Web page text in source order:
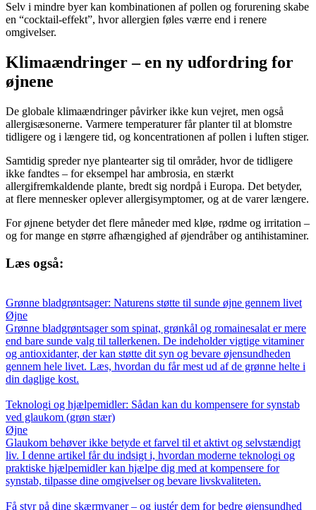
Selv i mindre byer kan kombinationen af pollen og forurening skabe
en “cocktail-effekt”, hvor allergien føles værre end i renere
omgivelser.
Klimaændringer – en ny udfordring for
øjnene
De globale klimaændringer påvirker ikke kun vejret, men også
allergisæsonerne. Varmere temperaturer får planter til at blomstre
tidligere og i længere tid, og koncentrationen af pollen i luften stiger.
Samtidig spreder nye plantearter sig til områder, hvor de tidligere
ikke fandtes – for eksempel har ambrosia, en stærkt
allergifremkaldende plante, bredt sig nordpå i Europa. Det betyder,
at flere mennesker oplever allergisymptomer, og at de varer længere.
For øjnene betyder det flere måneder med kløe, rødme og irritation –
og for mange en større afhængighed af øjendråber og antihistaminer.
Læs også:
Grønne bladgrøntsager: Naturens støtte til sunde øjne gennem livet
Øjne
Grønne bladgrøntsager som spinat, grønkål og romainesalat er mere
end bare sunde valg til tallerkenen. De indeholder vigtige vitaminer
og antioxidanter, der kan støtte dit syn og bevare øjensundheden
gennem hele livet. Læs, hvordan du får mest ud af de grønne helte i
din daglige kost.
Teknologi og hjælpemidler: Sådan kan du kompensere for synstab
ved glaukom (grøn stær)
Øjne
Glaukom behøver ikke betyde et farvel til et aktivt og selvstændigt
liv. I denne artikel får du indsigt i, hvordan moderne teknologi og
praktiske hjælpemidler kan hjælpe dig med at kompensere for
synstab, tilpasse dine omgivelser og bevare livskvaliteten.
Få styr på dine skærmvaner – og justér dem for bedre øjensundhed